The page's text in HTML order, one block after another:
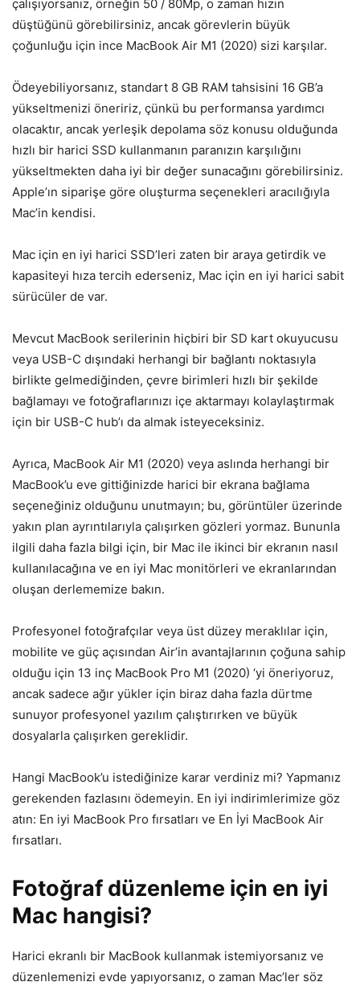
çalışıyorsanız, örneğin 50 / 80Mp, o zaman hızın
düştüğünü görebilirsiniz, ancak görevlerin büyük
çoğunluğu için ince MacBook Air M1 (2020) sizi karşılar.
Ödeyebiliyorsanız, standart 8 GB RAM tahsisini 16 GB’a
yükseltmenizi öneririz, çünkü bu performansa yardımcı
olacaktır, ancak yerleşik depolama söz konusu olduğunda
hızlı bir harici SSD kullanmanın paranızın karşılığını
yükseltmekten daha iyi bir değer sunacağını görebilirsiniz.
Apple’ın siparişe göre oluşturma seçenekleri aracılığıyla
Mac’in kendisi.
Mac için en iyi harici SSD’leri zaten bir araya getirdik ve
kapasiteyi hıza tercih ederseniz, Mac için en iyi harici sabit
sürücüler de var.
Mevcut MacBook serilerinin hiçbiri bir SD kart okuyucusu
veya USB-C dışındaki herhangi bir bağlantı noktasıyla
birlikte gelmediğinden, çevre birimleri hızlı bir şekilde
bağlamayı ve fotoğraflarınızı içe aktarmayı kolaylaştırmak
için bir USB-C hub’ı da almak isteyeceksiniz.
Ayrıca, MacBook Air M1 (2020) veya aslında herhangi bir
MacBook’u eve gittiğinizde harici bir ekrana bağlama
seçeneğiniz olduğunu unutmayın; bu, görüntüler üzerinde
yakın plan ayrıntılarıyla çalışırken gözleri yormaz. Bununla
ilgili daha fazla bilgi için, bir Mac ile ikinci bir ekranın nasıl
kullanılacağına ve en iyi Mac monitörleri ve ekranlarından
oluşan derlememize bakın.
Profesyonel fotoğrafçılar veya üst düzey meraklılar için,
mobilite ve güç açısından Air’in avantajlarının çoğuna sahip
olduğu için 13 inç MacBook Pro M1 (2020) ‘yi öneriyoruz,
ancak sadece ağır yükler için biraz daha fazla dürtme
sunuyor profesyonel yazılım çalıştırırken ve büyük
dosyalarla çalışırken gereklidir.
Hangi MacBook’u istediğinize karar verdiniz mi? Yapmanız
gerekenden fazlasını ödemeyin. En iyi indirimlerimize göz
atın: En iyi MacBook Pro fırsatları ve En İyi MacBook Air
fırsatları.
Fotoğraf düzenleme için en iyi
Mac hangisi?
Harici ekranlı bir MacBook kullanmak istemiyorsanız ve
düzenlemenizi evde yapıyorsanız, o zaman Mac’ler söz